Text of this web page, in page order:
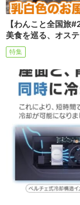
【わんこと全国旅
美食を巡る、オス
特集